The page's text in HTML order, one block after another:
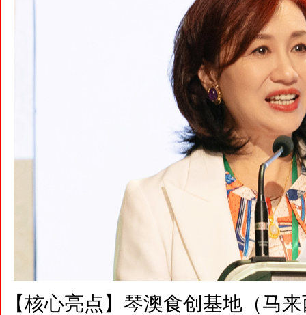
【核心亮点】琴澳食创基地（马